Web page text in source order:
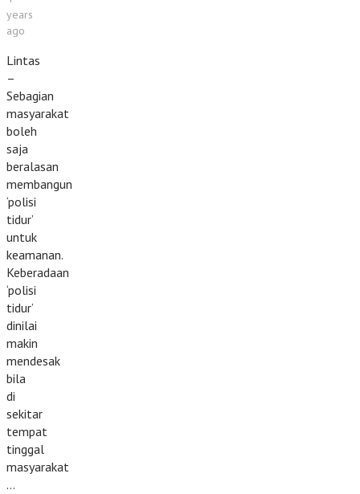
years
ago
Lintas
–
Sebagian
masyarakat
boleh
saja
beralasan
membangun
‘polisi
tidur’
untuk
keamanan.
Keberadaan
‘polisi
tidur’
dinilai
makin
mendesak
bila
di
sekitar
tempat
tinggal
masyarakat
…